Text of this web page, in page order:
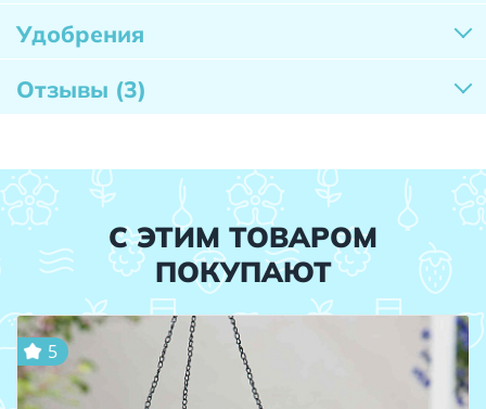
Удобрения
Отзывы (3)
С ЭТИМ ТОВАРОМ
ПОКУПАЮТ
5